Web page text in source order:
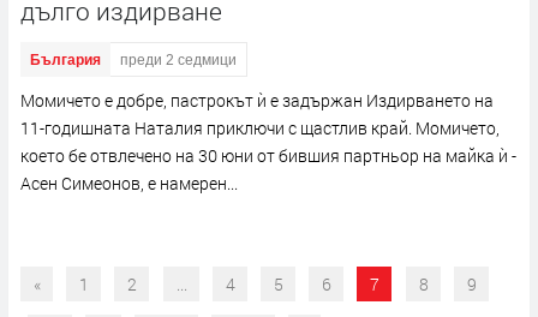
дълго издирване
България преди 2 седмици
Момичето е добре, пастрокът ѝ е задържан Издирването на
11-годишната Наталия приключи с щастлив край. Момичето,
което бе отвлечено на 30 юни от бившия партньор на майка ѝ -
Асен Симеонов, е намерен...
« 1 2 4 5 6 7 8 9